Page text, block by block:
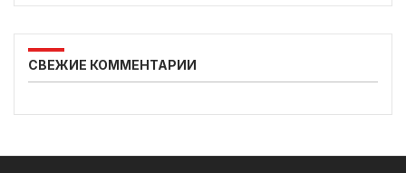
СВЕЖИЕ КОММЕНТАРИИ